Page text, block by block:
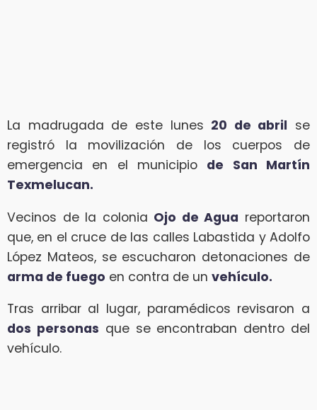
La madrugada de este lunes 20 de abril se
registró la movilización de los cuerpos de
emergencia en el municipio de San Martín
Texmelucan.
Vecinos de la colonia Ojo de Agua reportaron
que, en el cruce de las calles Labastida y Adolfo
López Mateos, se escucharon detonaciones de
arma de fuego en contra de un vehículo.
Tras arribar al lugar, paramédicos revisaron a
dos personas que se encontraban dentro del
vehículo.